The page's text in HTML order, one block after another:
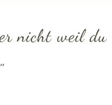
nicht weil du